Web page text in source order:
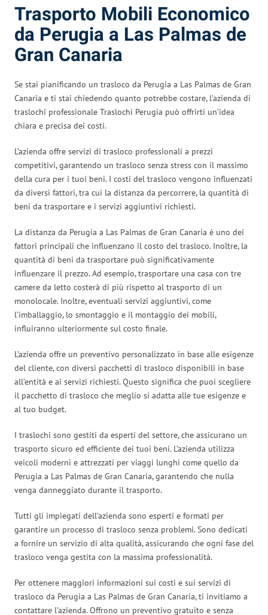
Trasporto Mobili Economico
da Perugia a Las Palmas de
Gran Canaria
Se stai pianificando un trasloco da Perugia a Las Palmas de Gran
Canaria e ti stai chiedendo quanto potrebbe costare, l’azienda di
traslochi professionale Traslochi Perugia può offrirti un’idea
chiara e precisa dei costi.
L’azienda offre servizi di trasloco professionali a prezzi
competitivi, garantendo un trasloco senza stress con il massimo
della cura per i tuoi beni. I costi del trasloco vengono influenzati
da diversi fattori, tra cui la distanza da percorrere, la quantità di
beni da trasportare e i servizi aggiuntivi richiesti.
La distanza da Perugia a Las Palmas de Gran Canaria è uno dei
fattori principali che influenzano il costo del trasloco. Inoltre, la
quantità di beni da trasportare può significativamente
influenzare il prezzo. Ad esempio, trasportare una casa con tre
camere da letto costerà di più rispetto al trasporto di un
monolocale. Inoltre, eventuali servizi aggiuntivi, come
l’imballaggio, lo smontaggio e il montaggio dei mobili,
influiranno ulteriormente sul costo finale.
L’azienda offre un preventivo personalizzato in base alle esigenze
del cliente, con diversi pacchetti di trasloco disponibili in base
all’entità e ai servizi richiesti. Questo significa che puoi scegliere
il pacchetto di trasloco che meglio si adatta alle tue esigenze e
al tuo budget.
I traslochi sono gestiti da esperti del settore, che assicurano un
trasporto sicuro ed efficiente dei tuoi beni. L’azienda utilizza
veicoli moderni e attrezzati per viaggi lunghi come quello da
Perugia a Las Palmas de Gran Canaria, garantendo che nulla
venga danneggiato durante il trasporto.
Tutti gli impiegati dell’azienda sono esperti e formati per
garantire un processo di trasloco senza problemi. Sono dedicati
a fornire un servizio di alta qualità, assicurando che ogni fase del
trasloco venga gestita con la massima professionalità.
Per ottenere maggiori informazioni sui costi e sui servizi di
trasloco da Perugia a Las Palmas de Gran Canaria, ti invitiamo a
contattare l’azienda. Offrono un preventivo gratuito e senza